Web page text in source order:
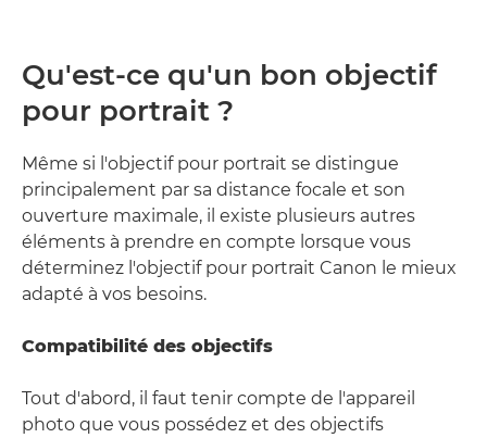
Qu'est-ce qu'un bon objectif
pour portrait ?
Même si l'objectif pour portrait se distingue
principalement par sa distance focale et son
ouverture maximale, il existe plusieurs autres
éléments à prendre en compte lorsque vous
déterminez l'objectif pour portrait Canon le mieux
adapté à vos besoins.
Compatibilité des objectifs
Tout d'abord, il faut tenir compte de l'appareil
photo que vous possédez et des objectifs